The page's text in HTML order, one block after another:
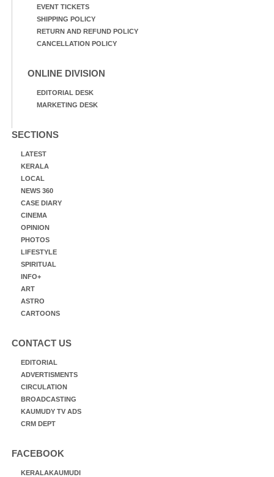
EVENT TICKETS
SHIPPING POLICY
RETURN AND REFUND POLICY
CANCELLATION POLICY
ONLINE DIVISION
EDITORIAL DESK
MARKETING DESK
SECTIONS
LATEST
KERALA
LOCAL
NEWS 360
CASE DIARY
CINEMA
OPINION
PHOTOS
LIFESTYLE
SPIRITUAL
INFO+
ART
ASTRO
CARTOONS
CONTACT US
EDITORIAL
ADVERTISMENTS
CIRCULATION
BROADCASTING
KAUMUDY TV ADS
CRM DEPT
FACEBOOK
KERALAKAUMUDI